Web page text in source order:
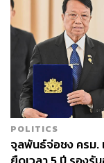
TAGS: พรรคประชา
พรรคพลังปร
ธรรมนัส พรห
ประวิตร วง
POLITICS
จุลพันธ์จ่อชง ครม.